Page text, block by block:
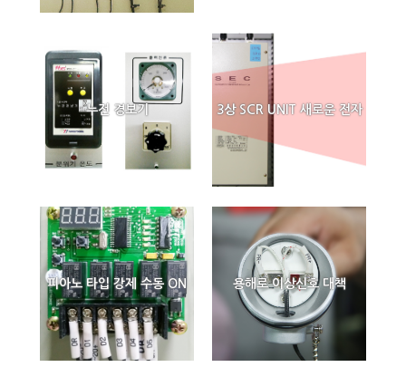
누전 경보기 3상 SCR UNIT 새로운 전자
피아노 타입 강제 수동 ON 용해로 이상신호 대책